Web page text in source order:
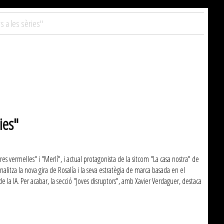
a les sèries"
vermelles" i "Merlí", i actual protagonista de la sitcom "La casa nostra" de
la nova gira de Rosalía i la seva estratègia de marca basada en el
Per acabar, la secció "Joves disruptors", amb Xavier Verdaguer, destaca